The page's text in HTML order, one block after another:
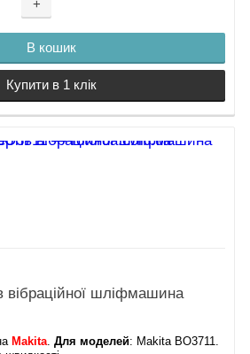
+
В кошик
Купити в 1 клік
вібраційної шліфмашина
Makita .Для моделей: Makita BO3711.